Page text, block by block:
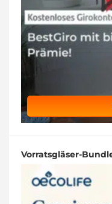
Vorratsgläser-